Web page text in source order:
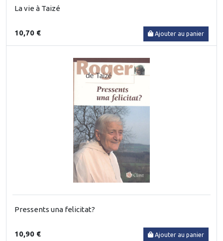
La vie à Taizé
10,70 € Ajouter au panier
Pressents una felicitat?
10,90 € Ajouter au panier